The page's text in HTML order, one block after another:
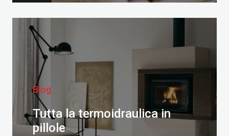
Blog
Tutta la termoidraulica in
pillole